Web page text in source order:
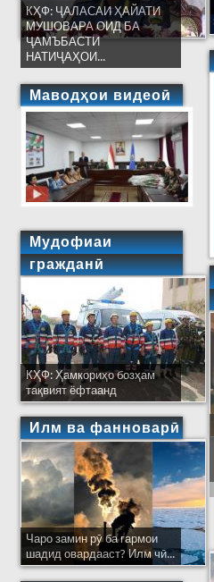
КҲФ: ҶАЛАСАИ ҲАЙАТИ
МУШОВАРА ОИД БА
ҶАМЪБАСТИ
НАТИҶАҲОИ...
Маводҳои видеоӣ
Мудофиаи
гражданӣ
КҲФ: Ҳамкориҳо бозҳам
тақвият ёфтаанд
Илм ва фанноварӣ
Чаро замин рӯ ба гармои
шадид овардааст? Илм чӣ...